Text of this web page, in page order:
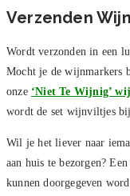
Verzenden
Wordt verzonden in een
Mocht je de wijnmarkers
onze ‘Niet Te Wijnig’
wordt de set wijnviltjes
Wil je het liever naar
aan huis te bezorgen?
kunnen doorgegeven